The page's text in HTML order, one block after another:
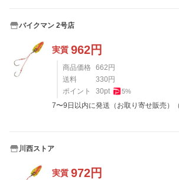
バイクマン 2号店
実質 962円
商品価格 662円
送料
330円
ポイント
30pt 5%
7〜9日以内に発送（お取り寄せ販売）
川西ストア
実質 972円